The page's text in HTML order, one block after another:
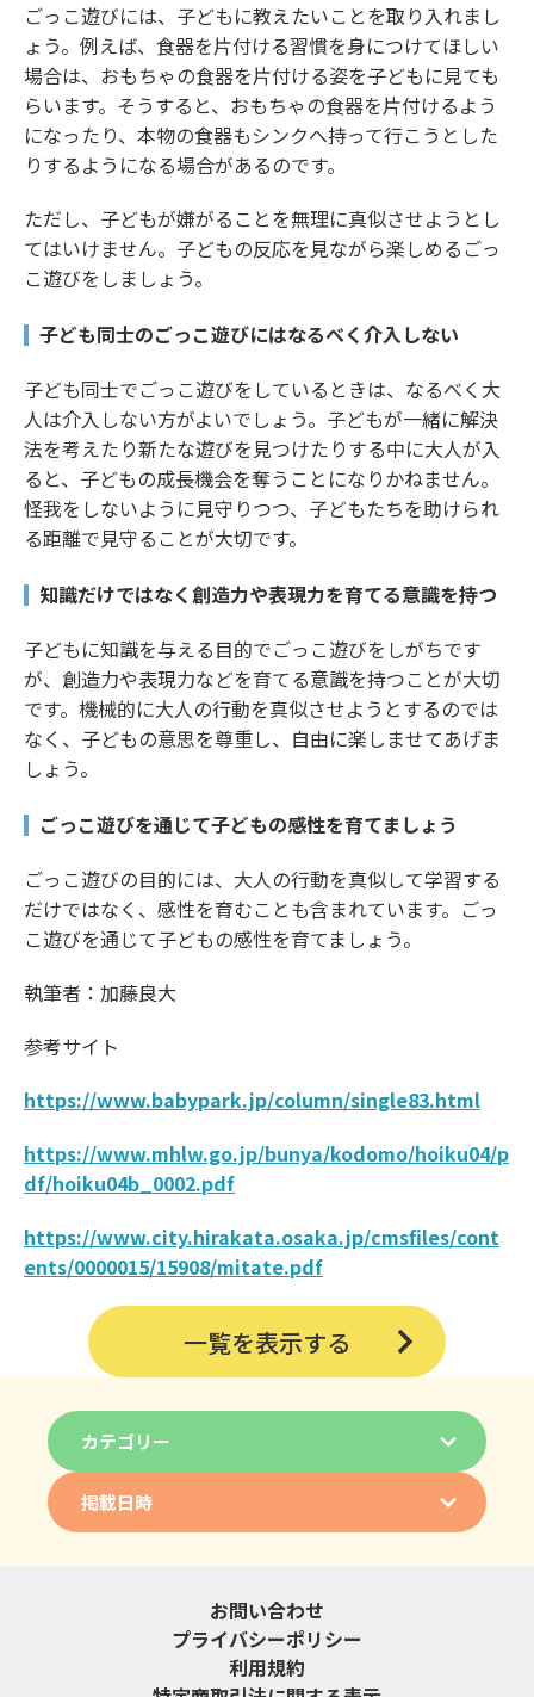
ごっこ遊びには、子どもに教えたいことを取り入れまし
ょう。例えば、食器を片付ける習慣を身につけてほしい
場合は、おもちゃの食器を片付ける姿を子どもに見ても
らいます。そうすると、おもちゃの食器を片付けるよう
になったり、本物の食器もシンクへ持って行こうとした
りするようになる場合があるのです。
ただし、子どもが嫌がることを無理に真似させようとし
てはいけません。子どもの反応を見ながら楽しめるごっ
こ遊びをしましょう。
子ども同士のごっこ遊びにはなるべく介入しない
子ども同士でごっこ遊びをしているときは、なるべく大
人は介入しない方がよいでしょう。子どもが一緒に解決
法を考えたり新たな遊びを見つけたりする中に大人が入
ると、子どもの成長機会を奪うことになりかねません。
怪我をしないように見守りつつ、子どもたちを助けられ
る距離で見守ることが大切です。
知識だけではなく創造力や表現力を育てる意識を持つ
子どもに知識を与える目的でごっこ遊びをしがちです
が、創造力や表現力などを育てる意識を持つことが大切
です。機械的に大人の行動を真似させようとするのでは
なく、子どもの意思を尊重し、自由に楽しませてあげま
しょう。
ごっこ遊びを通じて子どもの感性を育てましょう
ごっこ遊びの目的には、大人の行動を真似して学習する
だけではなく、感性を育むことも含まれています。ごっ
こ遊びを通じて子どもの感性を育てましょう。
執筆者：加藤良大
参考サイト
https://www.babypark.jp/column/single83.html
https://www.mhlw.go.jp/bunya/kodomo/hoiku04/p
df/hoiku04b_0002.pdf
https://www.city.hirakata.osaka.jp/cmsfiles/cont
ents/0000015/15908/mitate.pdf
一覧を表示する
カテゴリー
掲載日時
お問い合わせ
プライバシーポリシー
利用規約